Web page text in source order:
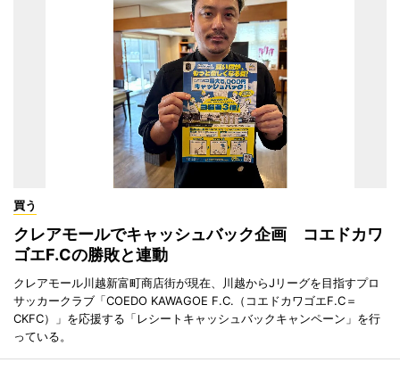
買う
クレアモールでキャッシュバック企画 コエドカワ
ゴエF.Cの勝敗と連動
クレアモール川越新富町商店街が現在、川越からJリーグを目指すプロ
サッカークラブ「COEDO KAWAGOE F.C.（コエドカワゴエF.C＝
CKFC）」を応援する「レシートキャッシュバックキャンペーン」を行
っている。